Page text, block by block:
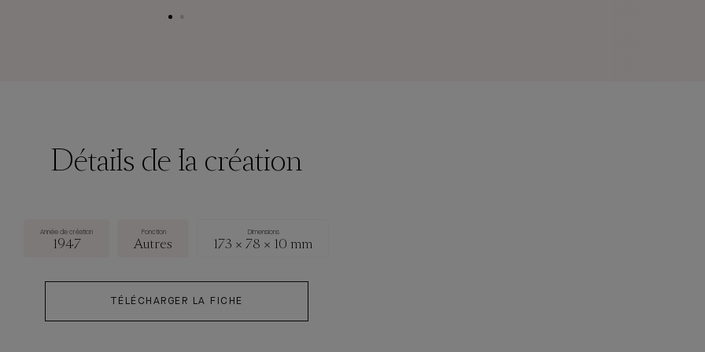
Détails de la création
Année de création
1947
Fonction
Autres
Dimensions
173 × 78 × 10 mm
TÉLÉCHARGER LA FICHE